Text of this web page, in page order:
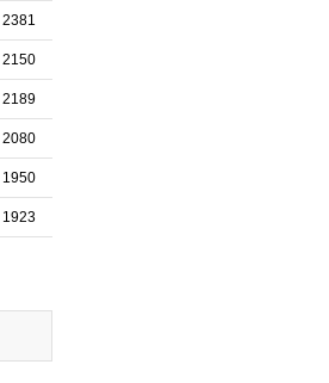
2381
2150
2189
2080
1950
1923